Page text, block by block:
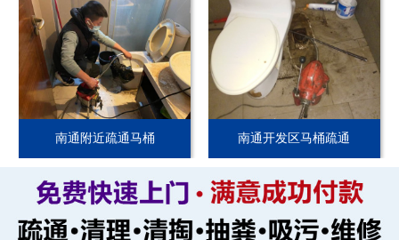
南通附近疏通马桶 南通开发区马桶疏通